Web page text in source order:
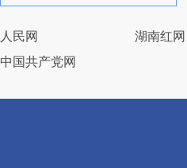
人民网 湖南红网
中国共产党网